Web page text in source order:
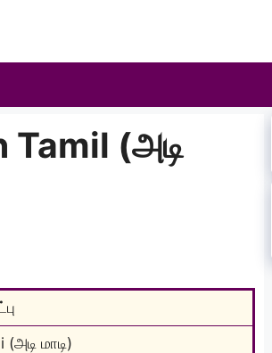
(அடி
மாடி)